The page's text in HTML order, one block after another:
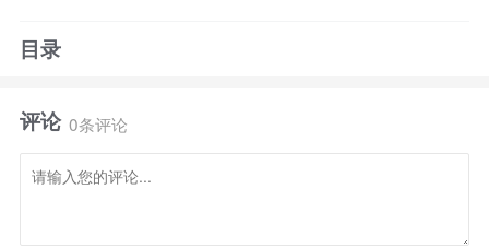
费看。当他醒来时，从此整个世界都变了，他成了东汉
当是时，天下百姓，流离寒暑，转死沟渠，无人殓
藏，朽肉枯骸，遂天下疫气横生。
目录
评论 0条评论